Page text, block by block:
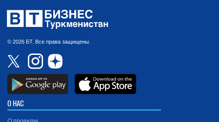
© 2026 БТ. Все права защищены.
О НАС